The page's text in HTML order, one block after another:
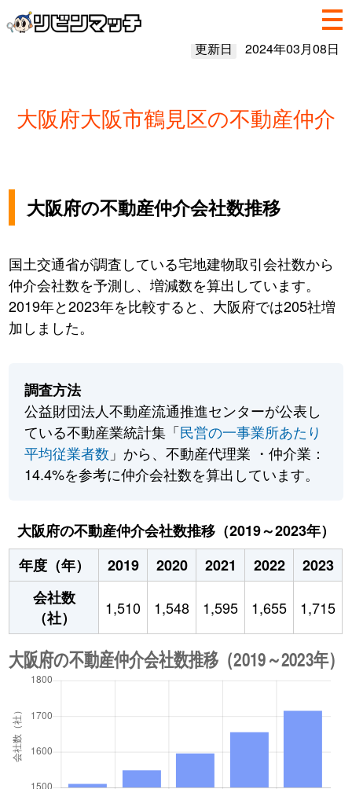
更新日 2024年03月08日
大阪府大阪市鶴見区の不動産仲介
大阪府の不動産仲介会社数推移
国土交通省が調査している宅地建物取引会社数から
仲介会社数を予測し、増減数を算出しています。
2019年と2023年を比較すると、大阪府では205社増
加しました。
調査方法
公益財団法人不動産流通推進センターが公表し
ている不動産業統計集「民営の一事業所あたり
平均従業者数 」から、不動産代理業 ・仲介業：
14.4%を参考に仲介会社数を算出しています。
大阪府の不動産仲介会社数推移（2019～2023年）
年度（年）
2019 2020 2021 2022
2023
会社数
（社）
1,510 1,548 1,595 1,655 1,715